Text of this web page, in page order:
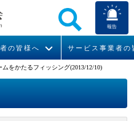
報告
の皆様へ サービス事業者の
をかたるフィッシング(2013/12/10)